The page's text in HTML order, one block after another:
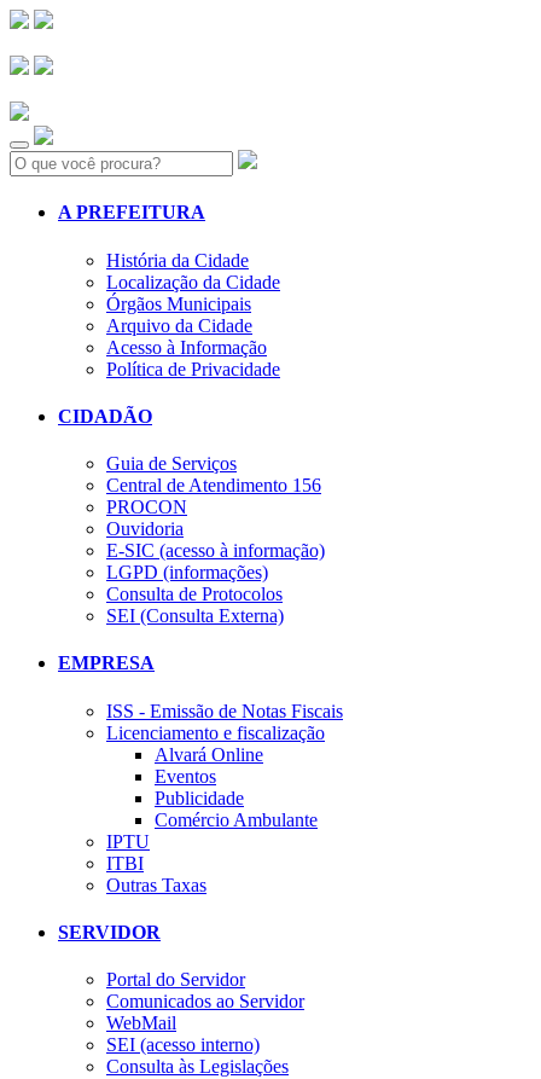
Search:
A PREFEITURA
História da Cidade
Localização da Cidade
Órgãos Municipais
Arquivo da Cidade
Acesso à Informação
Política de Privacidade
CIDADÃO
Guia de Serviços
Central de Atendimento 156
PROCON
Ouvidoria
E-SIC (acesso à informação)
LGPD (informações)
Consulta de Protocolos
SEI (Consulta Externa)
EMPRESA
ISS - Emissão de Notas Fiscais
Licenciamento e fiscalização
Alvará Online
Eventos
Publicidade
Comércio Ambulante
IPTU
ITBI
Outras Taxas
SERVIDOR
Portal do Servidor
Comunicados ao Servidor
WebMail
SEI (acesso interno)
Consulta às Legislações